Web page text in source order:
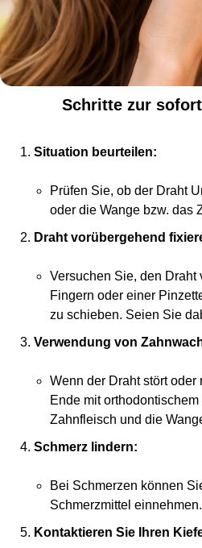
Schritte zur
Situation beurteilen:
Prüfen Sie, ob der Draht
oder die Wange bzw. das
Draht vorübergehend
Versuchen Sie, den Draht
Fingern oder einer
zu schieben. Seien Sie
Verwendung von
Wenn der Draht stört
Ende mit
Zahnfleisch und die
Schmerz lindern:
Bei Schmerzen können
Schmerzmittel einnehmen.
Kontaktieren Sie Ihren